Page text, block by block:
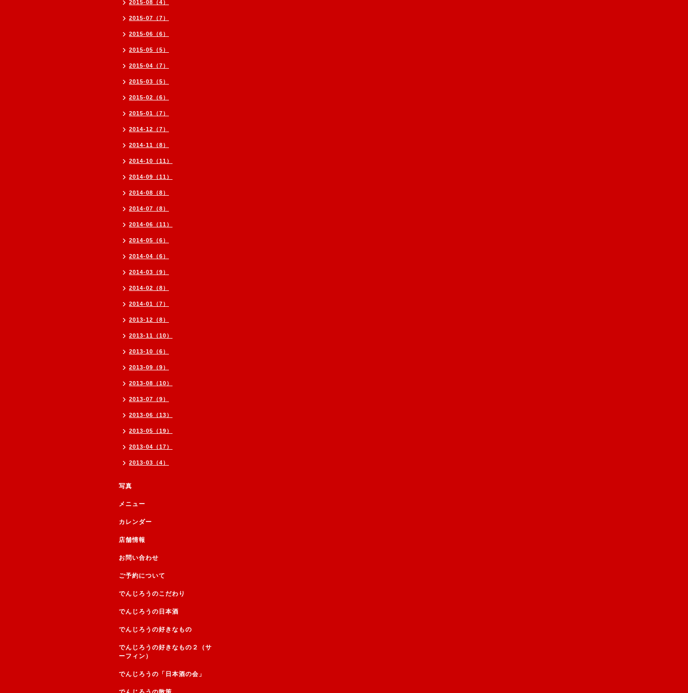
2015-08（4）
2015-07（7）
2015-06（6）
2015-05（5）
2015-04（7）
2015-03（5）
2015-02（6）
2015-01（7）
2014-12（7）
2014-11（8）
2014-10（11）
2014-09（11）
2014-08（8）
2014-07（8）
2014-06（11）
2014-05（6）
2014-04（6）
2014-03（9）
2014-02（8）
2014-01（7）
2013-12（8）
2013-11（10）
2013-10（6）
2013-09（9）
2013-08（10）
2013-07（9）
2013-06（13）
2013-05（19）
2013-04（17）
2013-03（4）
写真
メニュー
カレンダー
店舗情報
お問い合わせ
ご予約について
でんじろうのこだわり
でんじろうの日本酒
でんじろうの好きなもの
でんじろうの好きなもの２（サ
ーフィン）
でんじろうの「日本酒の会」